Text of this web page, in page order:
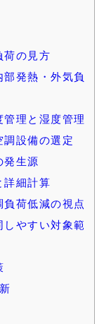
荷の見方
発熱・外気負
理と湿度管理
設備の選定
発生源
詳細計算
荷低減の視点
やすい対象範